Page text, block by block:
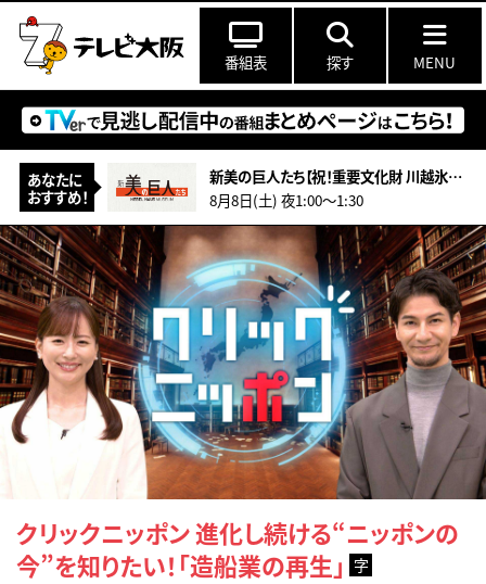
番組表 探す MENU
あなたに
おすすめ！
新美の巨人たち【祝！重要文化財 川越氷川神社本殿 超絶技巧の彫刻の謎】
8月8日(土) 夜1:00〜1:30
クリックニッポン 進化し続ける“ニッポンの
今”を知りたい！「造船業の再生」 字